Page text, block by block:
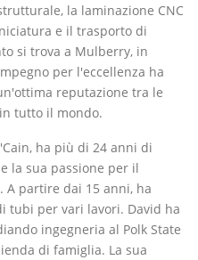
la laminazione CNC
e il trasporto di
si trova a Mulberry, in
per l'eccellenza ha
reputazione tra le
tutto il mondo.
ha più di 24 anni di
la sua passione per il
A partire dai 15 anni, ha
tubi per vari lavori. David ha
ingegneria al Polk State
di famiglia. La sua